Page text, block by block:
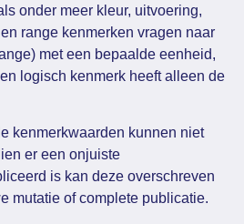
onder meer kleur, uitvoering,
range kenmerken vragen naar
met een bepaalde eenheid,
logisch kenmerk heeft alleen de
kenmerkwaarden kunnen niet
er een onjuiste
is kan deze overschreven
mutatie of complete publicatie.